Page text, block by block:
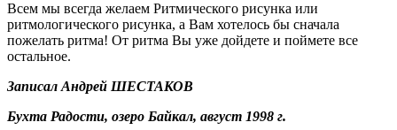
Всем мы всегда желаем Ритмического рисунка или
ритмологического рисунка, а Вам хотелось бы сначала
пожелать ритма! От ритма Вы уже дойдете и поймете все
остальное.
Записал Андрей ШЕСТАКОВ
Бухта Радости, озеро Байкал, август 1998 г.